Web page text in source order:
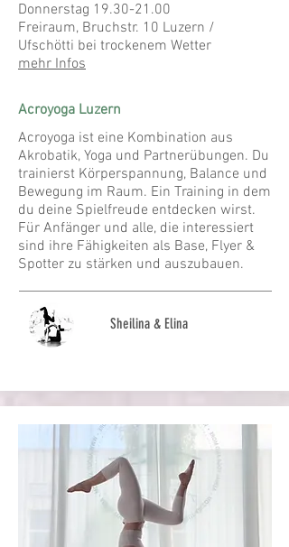
Donnerstag 19.30-21.00
Freiraum, Bruchstr. 10 Luzern /
Ufschötti bei trockenem Wetter
mehr Infos
Acroyoga Luzern
Acroyoga ist eine Kombination aus
Akrobatik, Yoga und Partnerübungen. Du
trainierst Körperspannung, Balance und
Bewegung im Raum. Ein Training in dem
du deine Spielfreude entdecken wirst.
Für Anfänger und alle, die interessiert
sind ihre Fähigkeiten als Base, Flyer &
Spotter zu stärken und auszubauen.
Sheilina & Elina